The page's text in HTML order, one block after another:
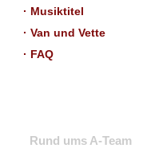
· Musiktitel
· Van und Vette
· FAQ
Rund ums A-Team